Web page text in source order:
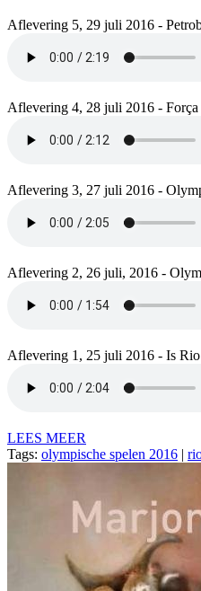
Aflevering 5, 29 juli 2016 -
Aflevering 4, 28 juli 2016 - Força
Aflevering 3, 27 juli 2016 -
Aflevering 2, 26 juli, 2016 -
Aflevering 1, 25 juli 2016 - Is
LEES MEER
Tags: olympische spelen 2016 |